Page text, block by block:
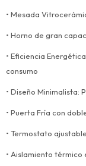
• Mesada
• Horno de gran
• Eficiencia
consumo
• Diseño Minimalista:
• Puerta Fría con
• Termostato
• Aislamiento